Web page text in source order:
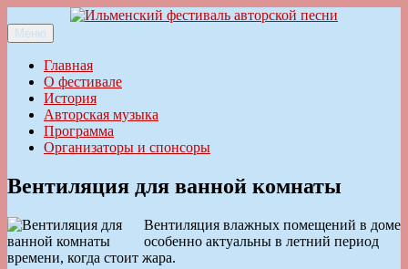
к
содержимому
Ильменский фестиваль авторской песни
Меню
Главная
О фестивале
История
Авторская музыка
Программа
Организаторы и спонсоры
Вентиляция для ванной комнаты
Вентиляция влажных помещений в доме
особенно актуальны в летний период
времени, когда стоит жара.